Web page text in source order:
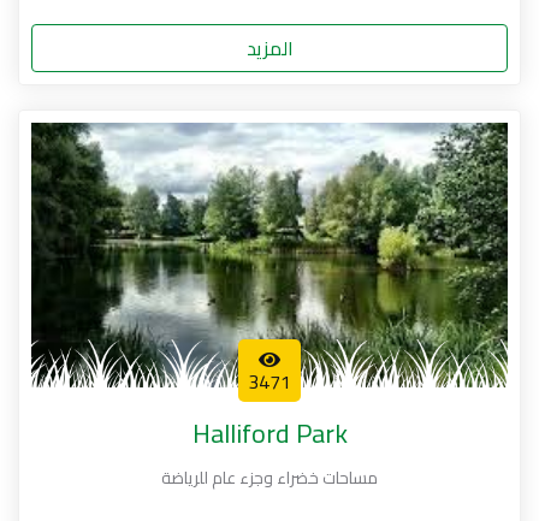
المزيد
3471
Halliford Park
مساحات خضراء وجزء عام للرياضة